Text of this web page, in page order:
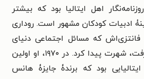
اهل ایتالیا بود که بیشتر
ادبیات کودکان مشهور است. روداری
که مسائل اجتماعی دنیای
واقعی را در بر می‌گرفت، شهرت پیدا کرد. در ۱۹۷۰، او اولین
بود که برندۀ جایزۀ هانس